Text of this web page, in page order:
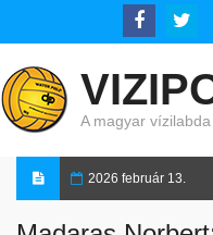
A magyar
2026 február 13.